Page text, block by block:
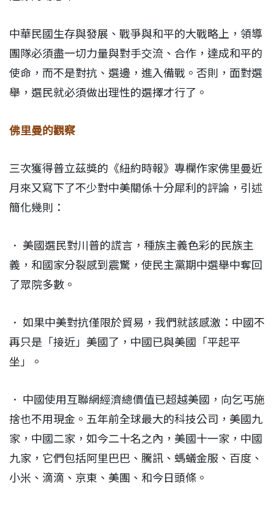
中華民國生存與發展、戰爭與和平的大戰略上，領導
團隊必須盡一切力量與對手交流、合作，達成和平的
使命，而不是對抗、選邊，進入備戰。否則，面對選
舉，選民就必須做出理性的選擇才行了。
佛里曼的觀察
三次獲得普立茲獎的《紐約時報》專欄作家佛里曼近
月來又寫下了不少對中美關係十分犀利的評論，引述
簡化幾則：
． 美國選民對川普的謊言，種族主義色彩的民族主
義，和國家分裂感到震驚，使民主黨期中選舉中奪回
了眾院多數。
． 如果中美對抗僅限於貿易，我們就該感激：中國不
再只是「接近」美國了，中國已與美國「平起平
坐」。
． 中國使用互聯網經濟總價值已超越美國，向乞丐施
捨也不用現金。五年前全球最大的科技公司，美國九
家，中國二家，如今二十名之內，美國十一家，中國
九家，它們包括阿里巴巴、騰訊、螞蟻金服、百度、
小米、滴滴、京東、美團、和今日頭條。